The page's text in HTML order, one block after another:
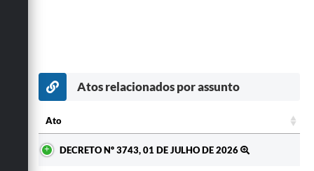
Atos relacionados por assunto
Ato
DECRETO Nº 3743, 01 DE JULHO DE 2026